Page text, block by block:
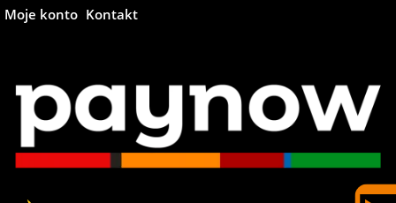
Moje konto Kontakt